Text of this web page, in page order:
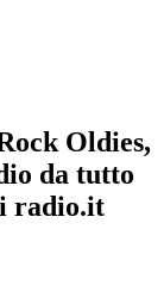
Oldies,
da tutto
radio.it